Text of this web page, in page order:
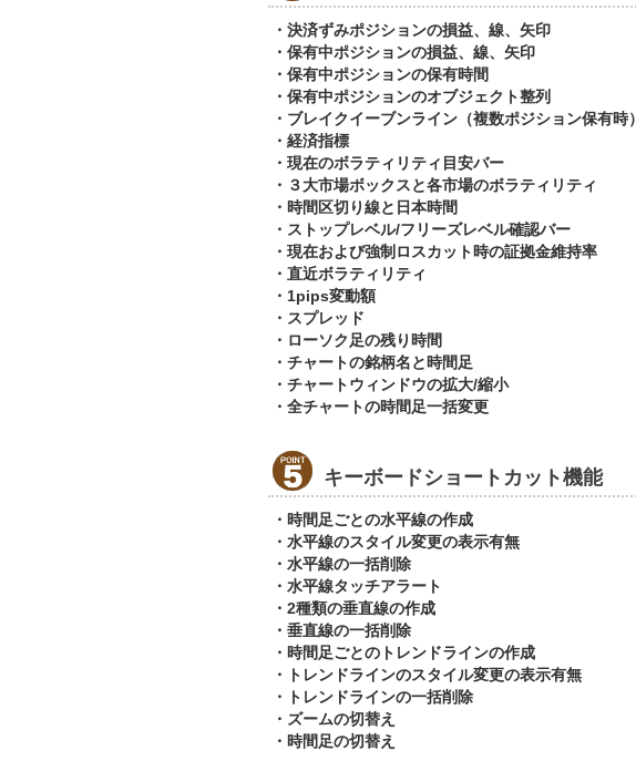
・決済ずみポジションの損益、線、矢印
・保有中ポジションの損益、線、矢印
・保有中ポジションの保有時間
・保有中ポジションのオブジェクト整列
・ブレイクイーブンライン（複数ポジション保有時）
・経済指標
・現在のボラティリティ目安バー
・３大市場ボックスと各市場のボラティリティ
・時間区切り線と日本時間
・ストップレベル/フリーズレベル確認バー
・現在および強制ロスカット時の証拠金維持率
・直近ボラティリティ
・1pips変動額
・スプレッド
・ローソク足の残り時間
・チャートの銘柄名と時間足
・チャートウィンドウの拡大/縮小
・全チャートの時間足一括変更
キーボードショートカット機能
・時間足ごとの水平線の作成
・水平線のスタイル変更の表示有無
・水平線の一括削除
・水平線タッチアラート
・2種類の垂直線の作成
・垂直線の一括削除
・時間足ごとのトレンドラインの作成
・トレンドラインのスタイル変更の表示有無
・トレンドラインの一括削除
・ズームの切替え
・時間足の切替え